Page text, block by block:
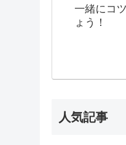
一緒にコ
ょう！
人気記事